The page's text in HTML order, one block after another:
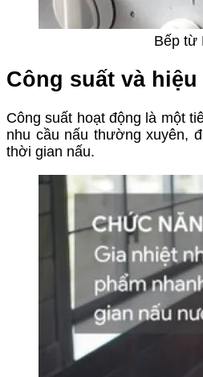
Bếp từ
Công suất và hiệu
Công suất hoạt động là một
nhu cầu nấu thường xuyên,
thời gian nấu.